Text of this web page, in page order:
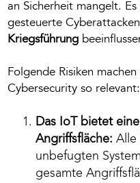
an Sicherheit mangelt.
gesteuerte
Kriegsführung
Folgende Risiken
Cybersecurity so relevant:
Das IoT bietet
Angriffsfläche: Alle
unbefugten
gesamte